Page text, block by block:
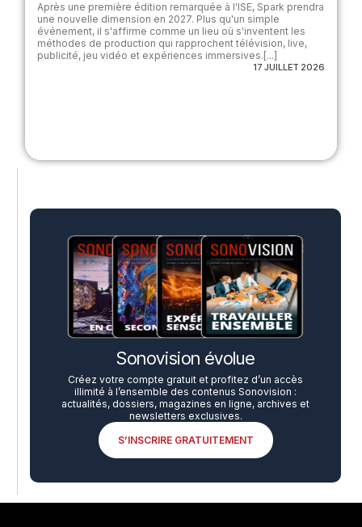
Après une première édition remarquée à l'ISE, Spark prendra
une nouvelle dimension en 2027. Plus qu'un simple
événement, il s'affirme comme un lieu où s'inventent les
méthodes de production qui rapprochent télévision, live,
publicité, jeu vidéo et expériences immersives.[...]
17 JUILLET 2026
Sonovision évolue
Créez votre compte gratuit et profitez d’un accès
illimité à l’ensemble des contenus Sonovision :
actualités, dossiers, magazines en ligne, archives et
newsletters exclusives.
S’INSCRIRE GRATUITEMENT